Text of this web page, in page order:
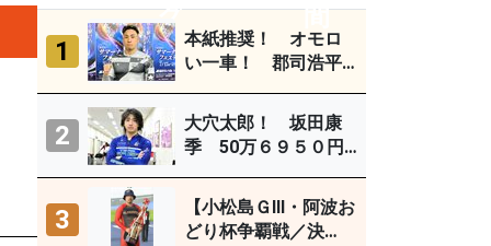
グ
間
1
本紙推奨！ オモロ
い一車！ 郡司浩平
～４日）
2
大穴太郎！ 坂田康
季 50万６９５０円
を徹底分析）
3
【小松島ＧⅢ・阿波お
どり杯争覇戦／決